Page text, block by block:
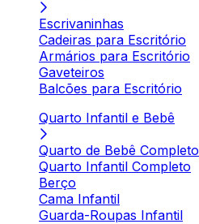
Escrivaninhas
Cadeiras para Escritório
Armários para Escritório
Gaveteiros
Balcões para Escritório
Quarto Infantil e Bebê
Quarto de Bebê Completo
Quarto Infantil Completo
Berço
Cama Infantil
Guarda-Roupas Infantil